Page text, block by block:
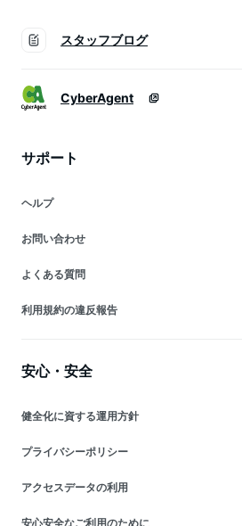
スタッフブログ
CyberAgent
サポート
ヘルプ
お問い合わせ
よくある質問
利用規約の違反報告
安心・安全
健全化に資する運用方針
プライバシーポリシー
アクセスデータの利用
安心安全なご利用のために